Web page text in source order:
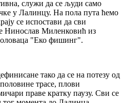
служи да се људи само
у Лалинцу. На пола пута ћемо
се испостави да сви
Нинослав Миленковић из
"Еко фишинг".
тако да се на потезу од
трасе, плови
праве кратку паузу. Сви се